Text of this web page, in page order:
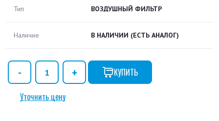
Тип ВОЗДУШНЫЙ ФИЛЬТР
Наличие В НАЛИЧИИ (ЕСТЬ АНАЛОГ)
КУПИТЬ
Уточнить цену